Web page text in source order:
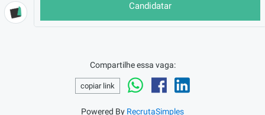
VAGA AFIRMATIVA
Construção Civil
BENEFÍCIOS
Candidatar
Compartilhe essa vaga:
copiar link
Powered By RecrutaSimples